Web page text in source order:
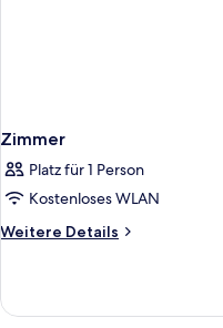
Zimmer
Platz für 1 Person
Kostenloses WLAN
Weitere Details
Weitere